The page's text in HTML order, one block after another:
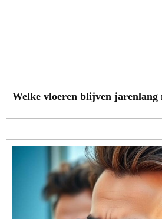
Welke vloeren blijven jarenlang